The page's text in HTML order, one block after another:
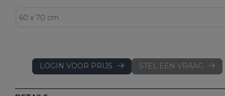
LOGIN VOOR PRIJS STEL EEN VRAAG